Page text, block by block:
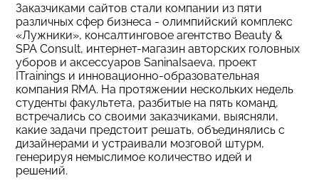
Заказчиками сайтов стали компании из пяти
различных сфер бизнеса - олимпийский комплекс
«Лужники», консалтинговое агентство Beauty &
SPA Consult, интернет-магазин авторских головных
уборов и аксессуаров SaninaIsaeva, проект
ITrainings и инновационно-образовательная
компания RMA. На протяжении нескольких недель
студенты факультета, разбитые на пять команд,
встречались со своими заказчиками, выясняли,
какие задачи предстоит решать, объединялись с
дизайнерами и устраивали мозговой штурм,
генерируя немыслимое количество идей и
решений.